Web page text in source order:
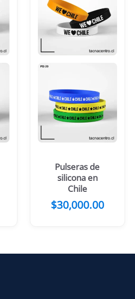
Pulseras de
silicona en
Chile
$30,000.00